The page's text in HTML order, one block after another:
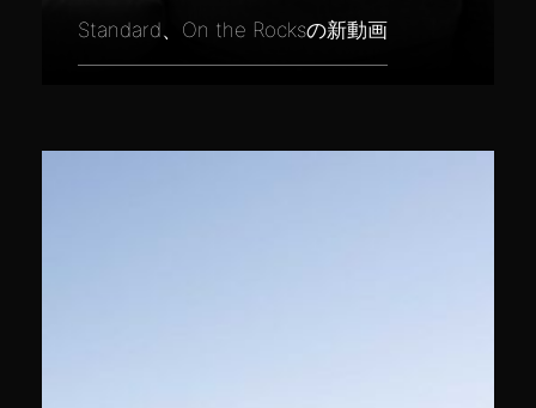
Standard、On the Rocksの新動画